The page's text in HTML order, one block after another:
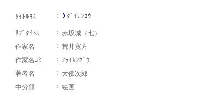
ﾀｲﾄﾙﾖﾐ ﾀﾞｲﾅﾝｺｳ
ｻﾌﾞﾀｲﾄﾙ
赤坂城（七）
作家名
荒井寛方
作家名ﾖﾐ
ｱﾗｲｶﾝﾎﾟｳ
著者名
大佛次郎
中分類
絵画